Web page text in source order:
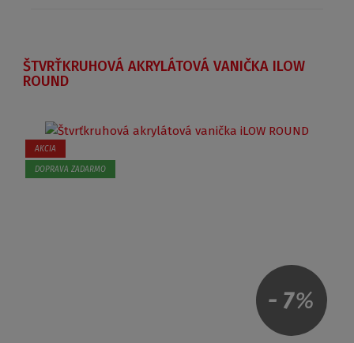
ŠTVRŤKRUHOVÁ AKRYLÁTOVÁ VANIČKA ILOW
ROUND
- 7%
AKCIA
DOPRAVA ZADARMO